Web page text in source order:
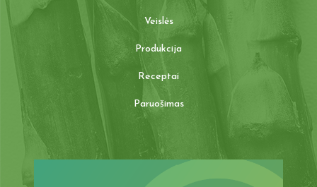
Veislės
Produkcija
Receptai
Paruošimas